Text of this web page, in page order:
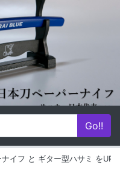
イフ と ギター型ハサミ をUP